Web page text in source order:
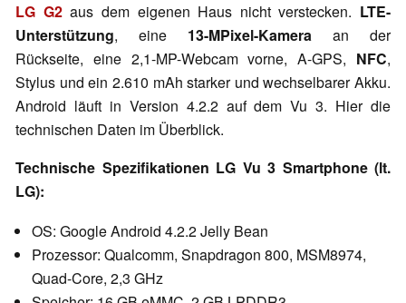
LG G2aus dem eigenen Haus nicht verstecken. LTE-
Unterstützung, eine 13-MPixel-Kamera an der
Rückseite, eine 2,1-MP-Webcam vorne, A-GPS, NFC,
Stylus und ein 2.610 mAh starker und wechselbarer Akku.
Android läuft in Version 4.2.2 auf dem Vu 3. Hier die
technischen Daten im Überblick.
Technische Spezifikationen LG Vu 3 Smartphone (lt.
LG):
OS: Google Android 4.2.2 Jelly Bean
Prozessor: Qualcomm, Snapdragon 800, MSM8974,
Quad-Core, 2,3 GHz